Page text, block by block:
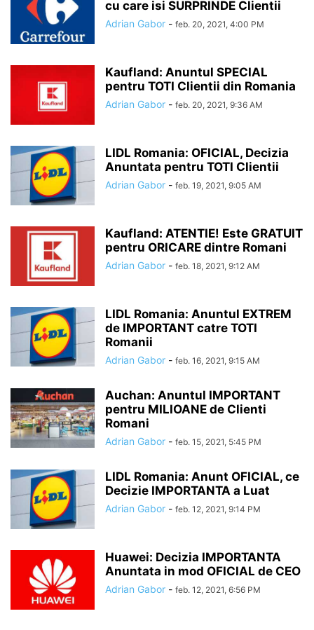
cu care isi SURPRINDE Clientii
Adrian Gabor - feb. 20, 2021, 4:00 PM
Kaufland: Anuntul SPECIAL
pentru TOTI Clientii din Romania
Adrian Gabor - feb. 20, 2021, 9:36 AM
LIDL Romania: OFICIAL, Decizia
Anuntata pentru TOTI Clientii
Adrian Gabor - feb. 19, 2021, 9:05 AM
Kaufland: ATENTIE! Este GRATUIT
pentru ORICARE dintre Romani
Adrian Gabor - feb. 18, 2021, 9:12 AM
LIDL Romania: Anuntul EXTREM
de IMPORTANT catre TOTI
Romanii
Adrian Gabor - feb. 16, 2021, 9:15 AM
Auchan: Anuntul IMPORTANT
pentru MILIOANE de Clienti
Romani
Adrian Gabor - feb. 15, 2021, 5:45 PM
LIDL Romania: Anunt OFICIAL, ce
Decizie IMPORTANTA a Luat
Adrian Gabor - feb. 12, 2021, 9:14 PM
Huawei: Decizia IMPORTANTA
Anuntata in mod OFICIAL de CEO
Adrian Gabor - feb. 12, 2021, 6:56 PM